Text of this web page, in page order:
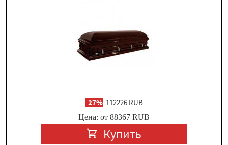
-27%112226 RUB
Цена: от 88367 RUB
Купить